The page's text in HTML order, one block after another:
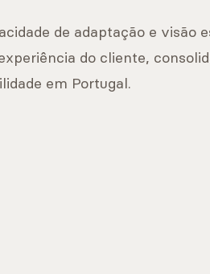
de adaptação e visão
do cliente,
em Portugal.